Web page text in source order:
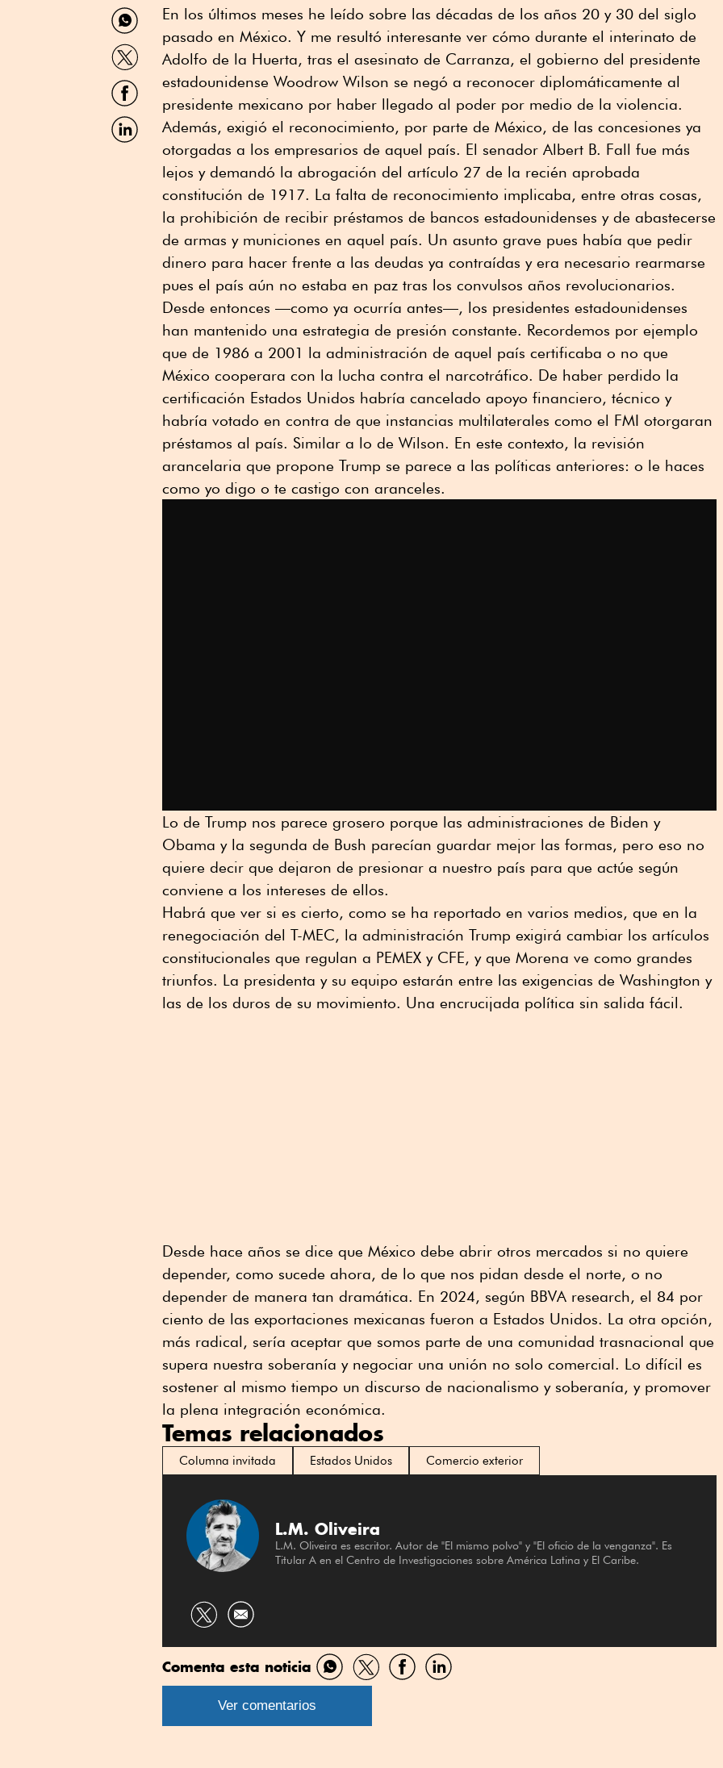
Compartir
por
WhatsApp
Compartir
por
Twitter
Compartir
por
Facebook
Compartir
por
En los últimos meses he leído sobre las décadas de los años 20 y 30 del siglo
pasado en México. Y me resultó interesante ver cómo durante el interinato de
Adolfo de la Huerta, tras el asesinato de Carranza, el gobierno del presidente
estadounidense Woodrow Wilson se negó a reconocer diplomáticamente al
presidente mexicano por haber llegado al poder por medio de la violencia.
Además, exigió el reconocimiento, por parte de México, de las concesiones ya
otorgadas a los empresarios de aquel país. El senador Albert B. Fall fue más
lejos y demandó la abrogación del artículo 27 de la recién aprobada
constitución de 1917. La falta de reconocimiento implicaba, entre otras cosas,
la prohibición de recibir préstamos de bancos estadounidenses y de abastecerse
de armas y municiones en aquel país. Un asunto grave pues había que pedir
dinero para hacer frente a las deudas ya contraídas y era necesario rearmarse
pues el país aún no estaba en paz tras los convulsos años revolucionarios.
Desde entonces —como ya ocurría antes—, los presidentes estadounidenses
han mantenido una estrategia de presión constante. Recordemos por ejemplo
que de 1986 a 2001 la administración de aquel país certificaba o no que
México cooperara con la lucha contra el narcotráfico. De haber perdido la
certificación Estados Unidos habría cancelado apoyo financiero, técnico y
habría votado en contra de que instancias multilaterales como el FMI otorgaran
préstamos al país. Similar a lo de Wilson. En este contexto, la revisión
arancelaria que propone Trump se parece a las políticas anteriores: o le haces
como yo digo o te castigo con aranceles.
Lo de Trump nos parece grosero porque las administraciones de Biden y
Obama y la segunda de Bush parecían guardar mejor las formas, pero eso no
quiere decir que dejaron de presionar a nuestro país para que actúe según
conviene a los intereses de ellos.
Habrá que ver si es cierto, como se ha reportado en varios medios, que en la
renegociación del T-MEC, la administración Trump exigirá cambiar los artículos
constitucionales que regulan a PEMEX y CFE, y que Morena ve como grandes
triunfos. La presidenta y su equipo estarán entre las exigencias de Washington y
las de los duros de su movimiento. Una encrucijada política sin salida fácil.
Desde hace años se dice que México debe abrir otros mercados si no quiere
depender, como sucede ahora, de lo que nos pidan desde el norte, o no
depender de manera tan dramática. En 2024, según BBVA research, el 84 por
ciento de las exportaciones mexicanas fueron a Estados Unidos. La otra opción,
más radical, sería aceptar que somos parte de una comunidad trasnacional que
supera nuestra soberanía y negociar una unión no solo comercial. Lo difícil es
sostener al mismo tiempo un discurso de nacionalismo y soberanía, y promover
la plena integración económica.
Temas relacionados
Columna invitada Estados Unidos Comercio exterior
L.M. Oliveira
L.M. Oliveira es escritor. Autor de "El mismo polvo" y "El oficio de la venganza". Es
Titular A en el Centro de Investigaciones sobre América Latina y El Caribe.
Compartir
Comenta esta noticia
Compartir
por
Compartir
por
CompartirCompartir
Ver comentarios